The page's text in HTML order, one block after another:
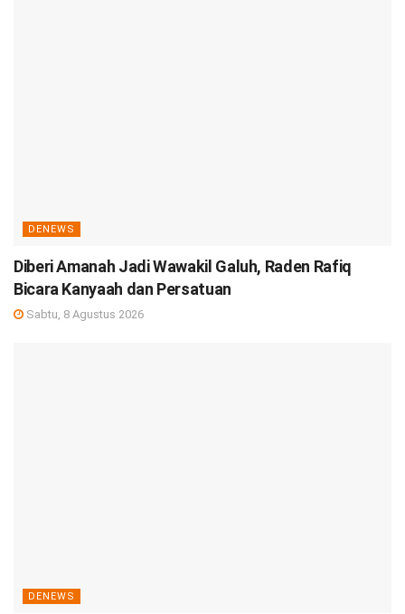
DENEWS
Diberi Amanah Jadi Wawakil Galuh, Raden Rafiq
Bicara Kanyaah dan Persatuan
Sabtu, 8 Agustus 2026
DENEWS